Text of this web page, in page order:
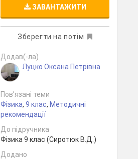
ЗАВАНТАЖИТИ
Зберегти на потім
Додав(-ла)
Луцко Оксана Петрівна
Пов’язані теми
Фізика,9 клас, Методичні
рекомендації
До підручника
Фізика 9 клас (Сиротюк В.Д.)
Додано